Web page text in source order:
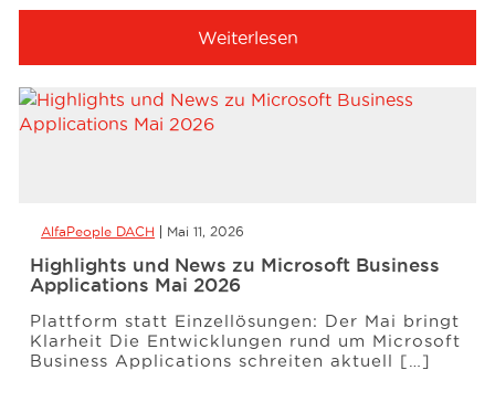
Weiterlesen
AlfaPeople DACH Mai 11, 2026
Highlights und News zu Microsoft Business
Applications Mai 2026
Plattform statt Einzellösungen: Der Mai bringt
Klarheit Die Entwicklungen rund um Microsoft
Business Applications schreiten aktuell […]